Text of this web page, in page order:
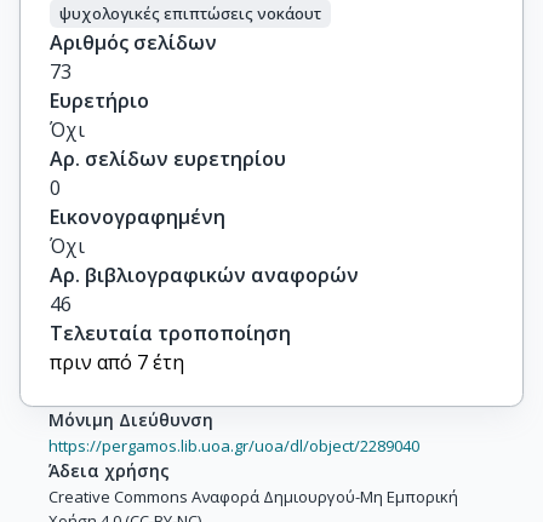
ψυχολογικές επιπτώσεις νοκάουτ
Αριθμός σελίδων
73
Ευρετήριο
Όχι
Αρ. σελίδων ευρετηρίου
0
Εικονογραφημένη
Όχι
Αρ. βιβλιογραφικών αναφορών
46
Τελευταία τροποποίηση
πριν από 7 έτη
Μόνιμη Διεύθυνση
https://pergamos.lib.uoa.gr/uoa/dl/object/2289040
Άδεια χρήσης
Creative Commons Αναφορά Δημιουργού-Μη Εμπορική